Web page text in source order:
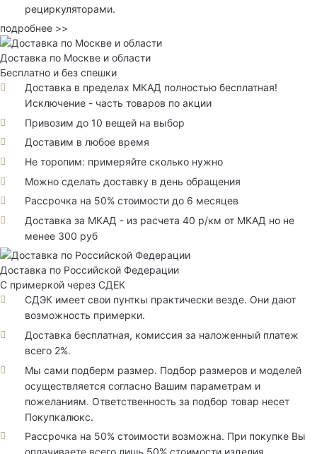
рециркуляторами.
подробнее >>
Доставка по Москве и области
Бесплатно и без спешки
Доставка в пределах МКАД полностью бесплатная!
Исключение - часть товаров по акции
Привозим до 10 вещей на выбор
Доставим в любое время
Не торопим: примеряйте сколько нужно
Можно сделать доставку в день обращения
Рассрочка на 50% стоимости до 6 месяцев
Доставка за МКАД - из расчета 40 р/км от МКАД но не
менее 300 руб
Доставка по Российской Федерации
С примеркой через СДЕК
СДЭК имеет свои пунткы практически везде. Они дают
возможность примерки.
Доставка бесплатная, комиссия за наложенный платеж
всего 2%.
Мы сами подберм размер. Подбор размеров и моделей
осуществляется согласно Вашим параметрам и
пожеланиям. Ответственность за подбор товар несет
Покупкалюкс.
Рассрочка на 50% стоимости возможна. При покупке Вы